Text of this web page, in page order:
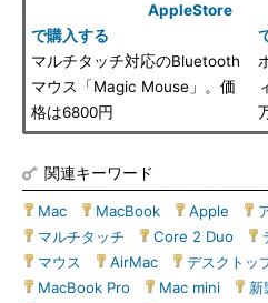
AppleStore
で購入する
マルチタッチ対応のBluetooth
マウス「Magic Mouse」。価
格は6800円
関連キーワード
Mac MacBook Apple
マルチタッチ
Core 2 Duo
マウス
AirMac デスクトッ
MacBook Pro
Mac mini 新